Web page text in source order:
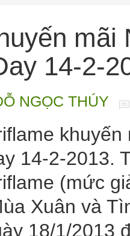
mãi
14-2-
NGỌC THÚY
khuyến
14-2-2013.
(mức
Xuân và
18/1/2013